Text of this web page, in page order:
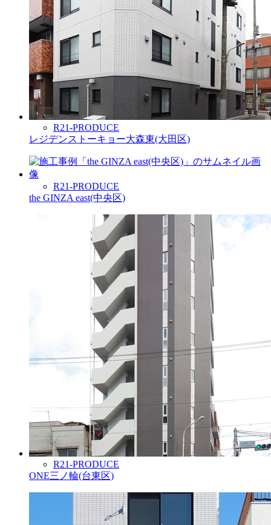
R21-PRODUCE
レジデンストーキョー大森東(大田区)
R21-PRODUCE
the GINZA east(中央区)
R21-PRODUCE
ONE三ノ輪(台東区)